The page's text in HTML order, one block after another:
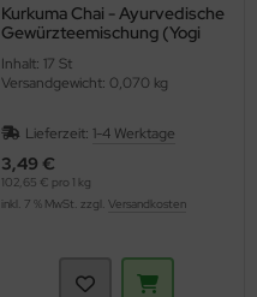
Kurkuma Chai - Ayurvedische
Gewürzteemischung (Yogi
Inhalt: 17 St
Versandgewicht: 0,070 kg
Lieferzeit: 1-4 Werktage
3,49 €
102,65 € pro 1 kg
inkl. 7 % MwSt. zzgl. Versandkosten